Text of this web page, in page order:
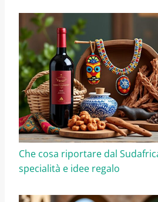
Che cosa riportare dal
specialità e idee regalo